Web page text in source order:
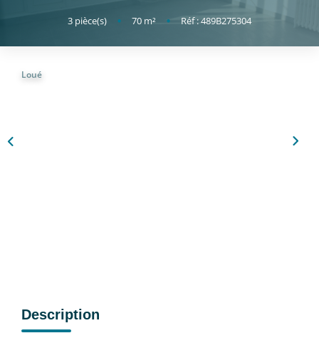
NOTRE AGENCE
3 pièce(s) • 70 m² • Réf : 489B275304
Loué
Description